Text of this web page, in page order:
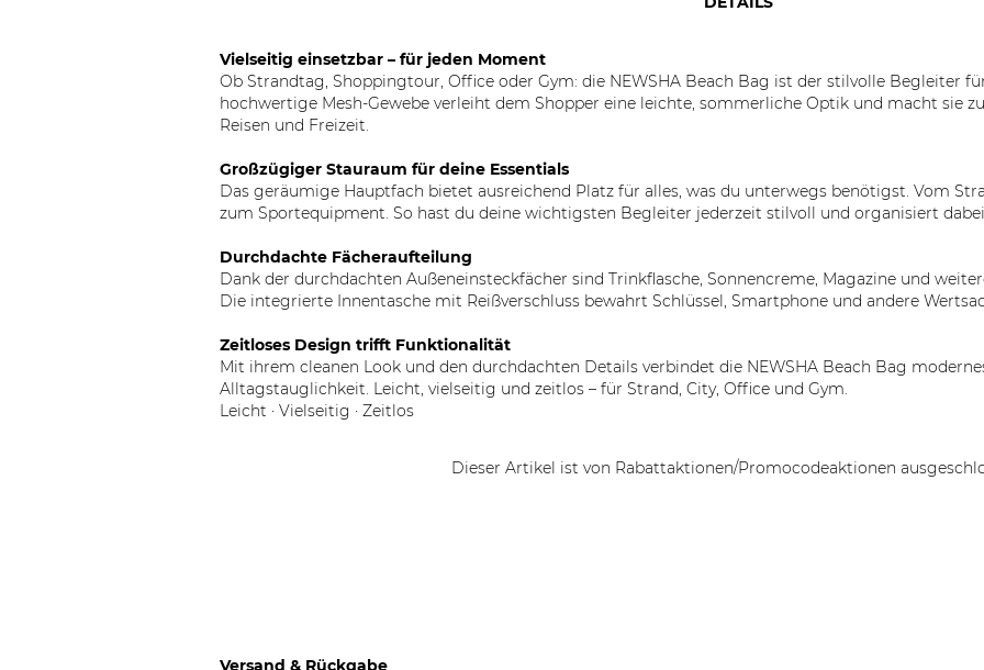
Vielseitig einsetzbar – für jeden Moment
Ob Strandtag, Shoppingtour, Office oder Gym: die NEWSHA Beach Bag ist der stilvolle Begleiter
hochwertige Mesh-Gewebe verleiht dem Shopper eine leichte, sommerliche Optik und macht sie
Reisen und Freizeit.
Großzügiger Stauraum für deine Essentials
Das geräumige Hauptfach bietet ausreichend Platz für alles, was du unterwegs benötigst. Vom
zum Sportequipment. So hast du deine wichtigsten Begleiter jederzeit stilvoll und organisiert
Durchdachte Fächeraufteilung
Dank der durchdachten Außeneinsteckfächer sind Trinkflasche, Sonnencreme, Magazine und
Die integrierte Innentasche mit Reißverschluss bewahrt Schlüssel, Smartphone und andere
Zeitloses Design trifft Funktionalität
Mit ihrem cleanen Look und den durchdachten Details verbindet die NEWSHA Beach Bag
Alltagstauglichkeit. Leicht, vielseitig und zeitlos – für Strand, City, Office und Gym.
Leicht · Vielseitig · Zeitlos
Dieser Artikel ist von Rabattaktionen/Promocodeaktionen
Versand & Rückgabe